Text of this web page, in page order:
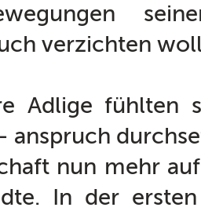
verzichten
Adlige fühlten
anspruch
nun mehr
In der